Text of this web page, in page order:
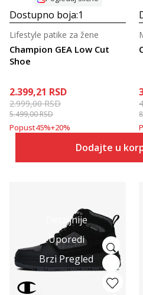
Dostupno boja:1
Champion GEA Low Cut
Shoe
Lifestyle patike za žene
2.399,21 RSD
2.999,00RSD
5.499,00RSD
Popust45%+20%
Dodajte u
Detaljnije
Uporedi
Brzi Pregled